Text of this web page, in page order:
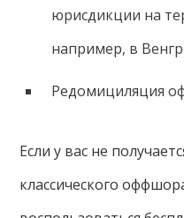
юрисдикции на
например, в
Редомициляция
Если у вас не
классического